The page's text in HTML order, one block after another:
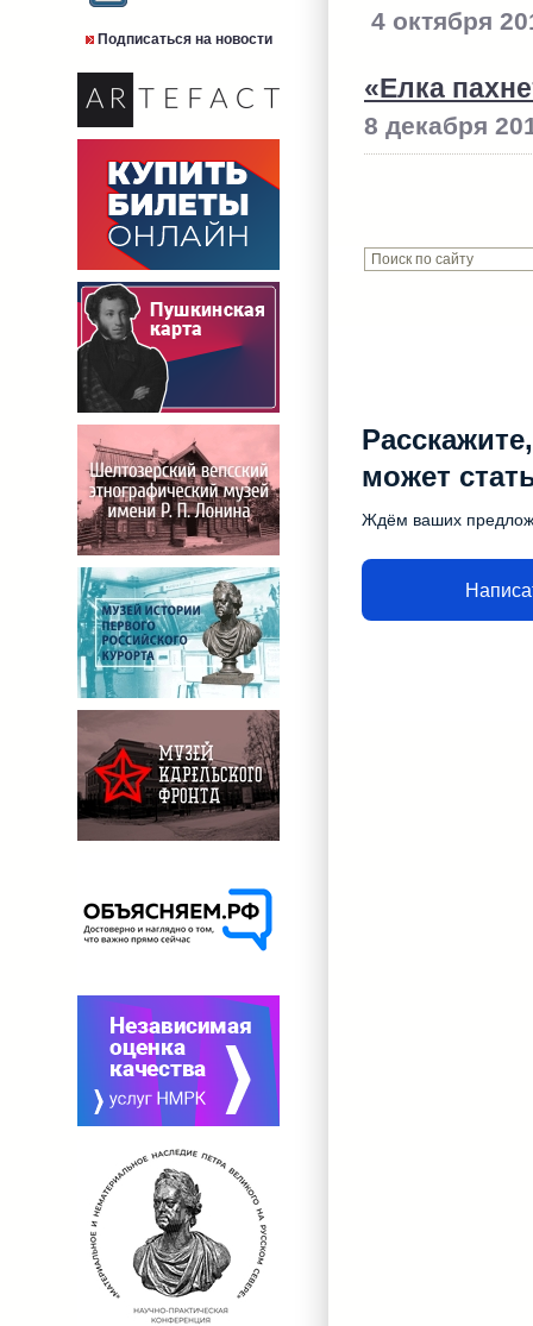
Подписаться на новости
4 октября
«Елка
8 декабря
может
Ждём ваших